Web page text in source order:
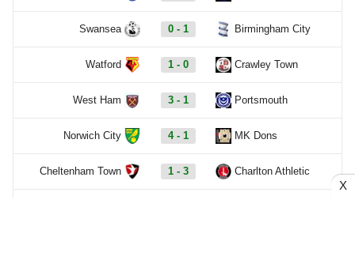
Swansea 0 - 1 Birmingham City
Watford 1 - 0 Crawley Town
West Ham 3 - 1 Portsmouth
Norwich City 4 - 1 MK Dons
Cheltenham Town 1 - 3 Charlton Athletic
X